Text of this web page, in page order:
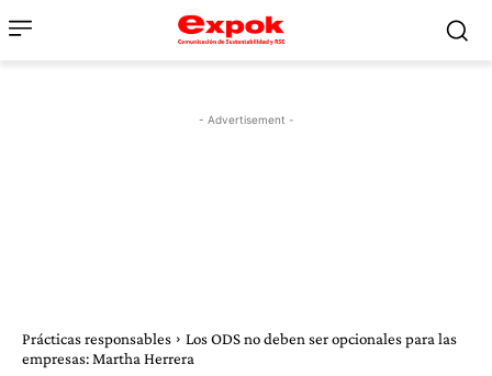
- Advertisement -
Prácticas responsables
Los ODS no deben ser opcionales para las
empresas: Martha Herrera